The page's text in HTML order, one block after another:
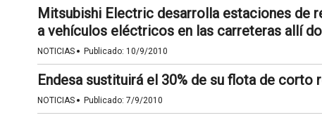
Mitsubishi Electric desarrolla estaciones de
a vehículos eléctricos en las carreteras allí
NOTICIAS · Publicado: 10/9/2010
Endesa sustituirá el 30% de su flota de
NOTICIAS · Publicado: 7/9/2010